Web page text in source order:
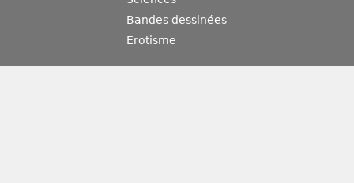
Bandes dessinées
Erotisme